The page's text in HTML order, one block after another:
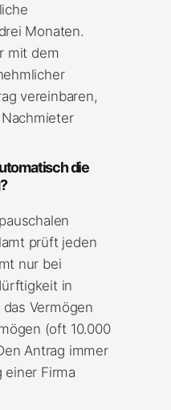
Monaten.
mit dem
vereinbaren,
die
prüft jeden
nur bei
in
Vermögen
(oft 10.000
Antrag immer
einer Firma